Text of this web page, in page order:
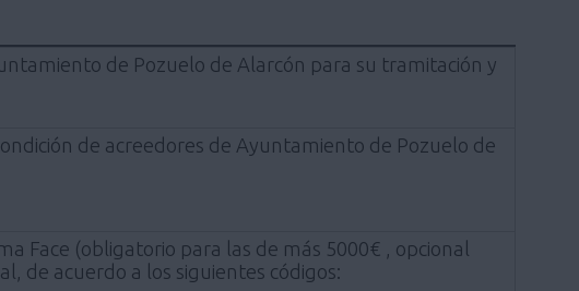
de Pozuelo de Alarcón para su tramitación y
de acreedores de Ayuntamiento de Pozuelo de
Face (obligatorio para las de más 5000€ , opcional
de acuerdo a los siguientes códigos: